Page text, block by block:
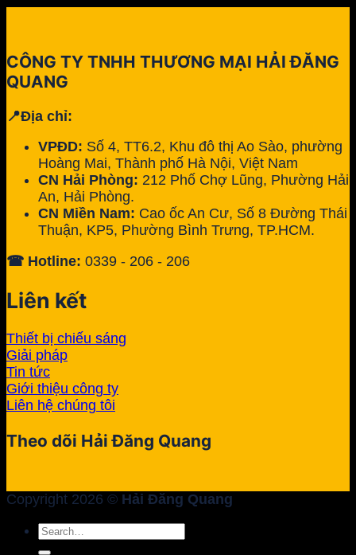
CÔNG TY TNHH THƯƠNG MẠI HẢI ĐĂNG
QUANG
📍Địa chỉ:
VPĐD: Số 4, TT6.2, Khu đô thị Ao Sào, phường
Hoàng Mai, Thành phố Hà Nội, Việt Nam
CN Hải Phòng: 212 Phố Chợ Lũng, Phường Hải
An, Hải Phòng.
CN Miền Nam: Cao ốc An Cư, Số 8 Đường Thái
Thuận, KP5, Phường Bình Trưng, TP.HCM.
☎ Hotline: 0339 - 206 - 206
Liên kết
Thiết bị chiếu sáng
Giải pháp
Tin tức
Giới thiệu công ty
Liên hệ chúng tôi
Theo dõi Hải Đăng Quang
Copyright 2026 © Hải Đăng Quang
Search